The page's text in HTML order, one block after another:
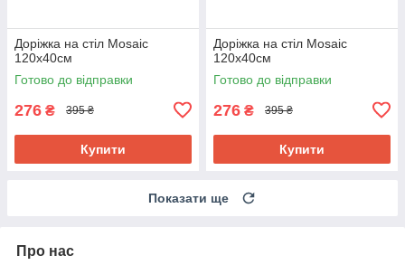
Доріжка на стіл Mosaic
120х40см
Готово до відправки
276 ₴ 395 ₴
Купити
Доріжка на стіл Mosaic
120х40см
Готово до відправки
276 ₴ 395 ₴
Купити
Показати ще
Про нас